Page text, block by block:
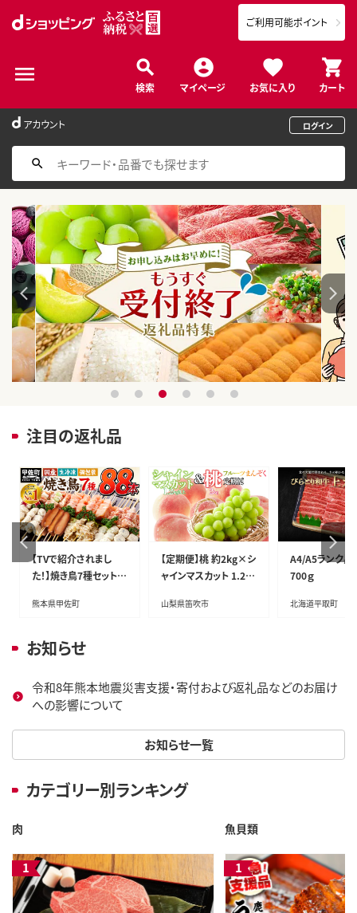
検索 マイページ お気に入り カート
ご利用可能ポイント
アカウント ログイン
1 2 3 4 5 6
注目の返礼品
【TVで紹介されまし
た！】焼き鳥7種セット 8
熊本県甲佐町
【定期便】桃 約2kg×シ
ャインマスカット 1.2kg
山梨県笛吹市
A4/A5ランク黒
700ｇ
北海道平取町
お知らせ
お知らせ一覧
令和8年熊本地震災害支援・寄付および返礼品などのお届け
への影響について
カテゴリー別ランキング
肉 魚貝類